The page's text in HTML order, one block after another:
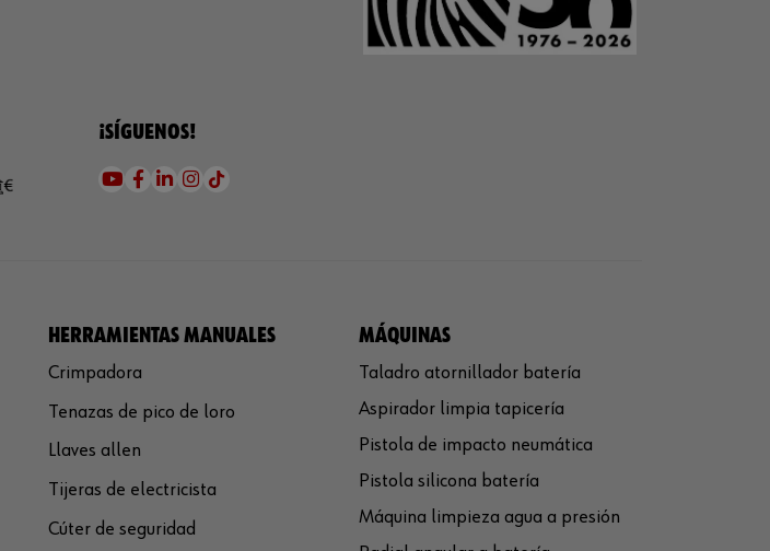
¡SÍGUENOS!
HERRAMIENTAS MANUALES
Crimpadora
Tenazas de pico de loro
Llaves allen
Tijeras de electricista
Cúter de seguridad
MÁQUINAS
Taladro atornillador batería
Aspirador limpia tapicería
Pistola de impacto neumática
Pistola silicona batería
Máquina limpieza agua a presión